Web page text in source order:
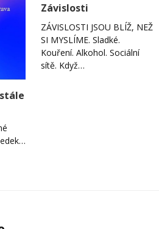
Závislosti
ZÁVISLOSTI JSOU BLÍŽ, NEŽ
SI MYSLÍME. Sladké.
Kouření. Alkohol. Sociální
sítě. Když…